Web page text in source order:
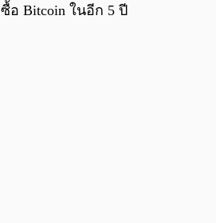
อ Bitcoin ในอีก 5 ปี